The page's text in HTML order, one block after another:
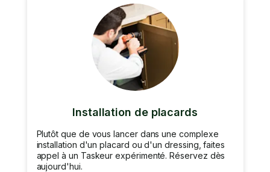
Installation de placards
Plutôt que de vous lancer dans une complexe
installation d'un placard ou d'un dressing, faites
appel à un Taskeur expérimenté. Réservez dès
aujourd'hui.